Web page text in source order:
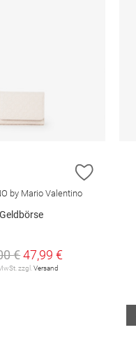
HINZUFÜGEN
by Mario Valentino
Geldbörse
€47,99 €
zzgl.Versand